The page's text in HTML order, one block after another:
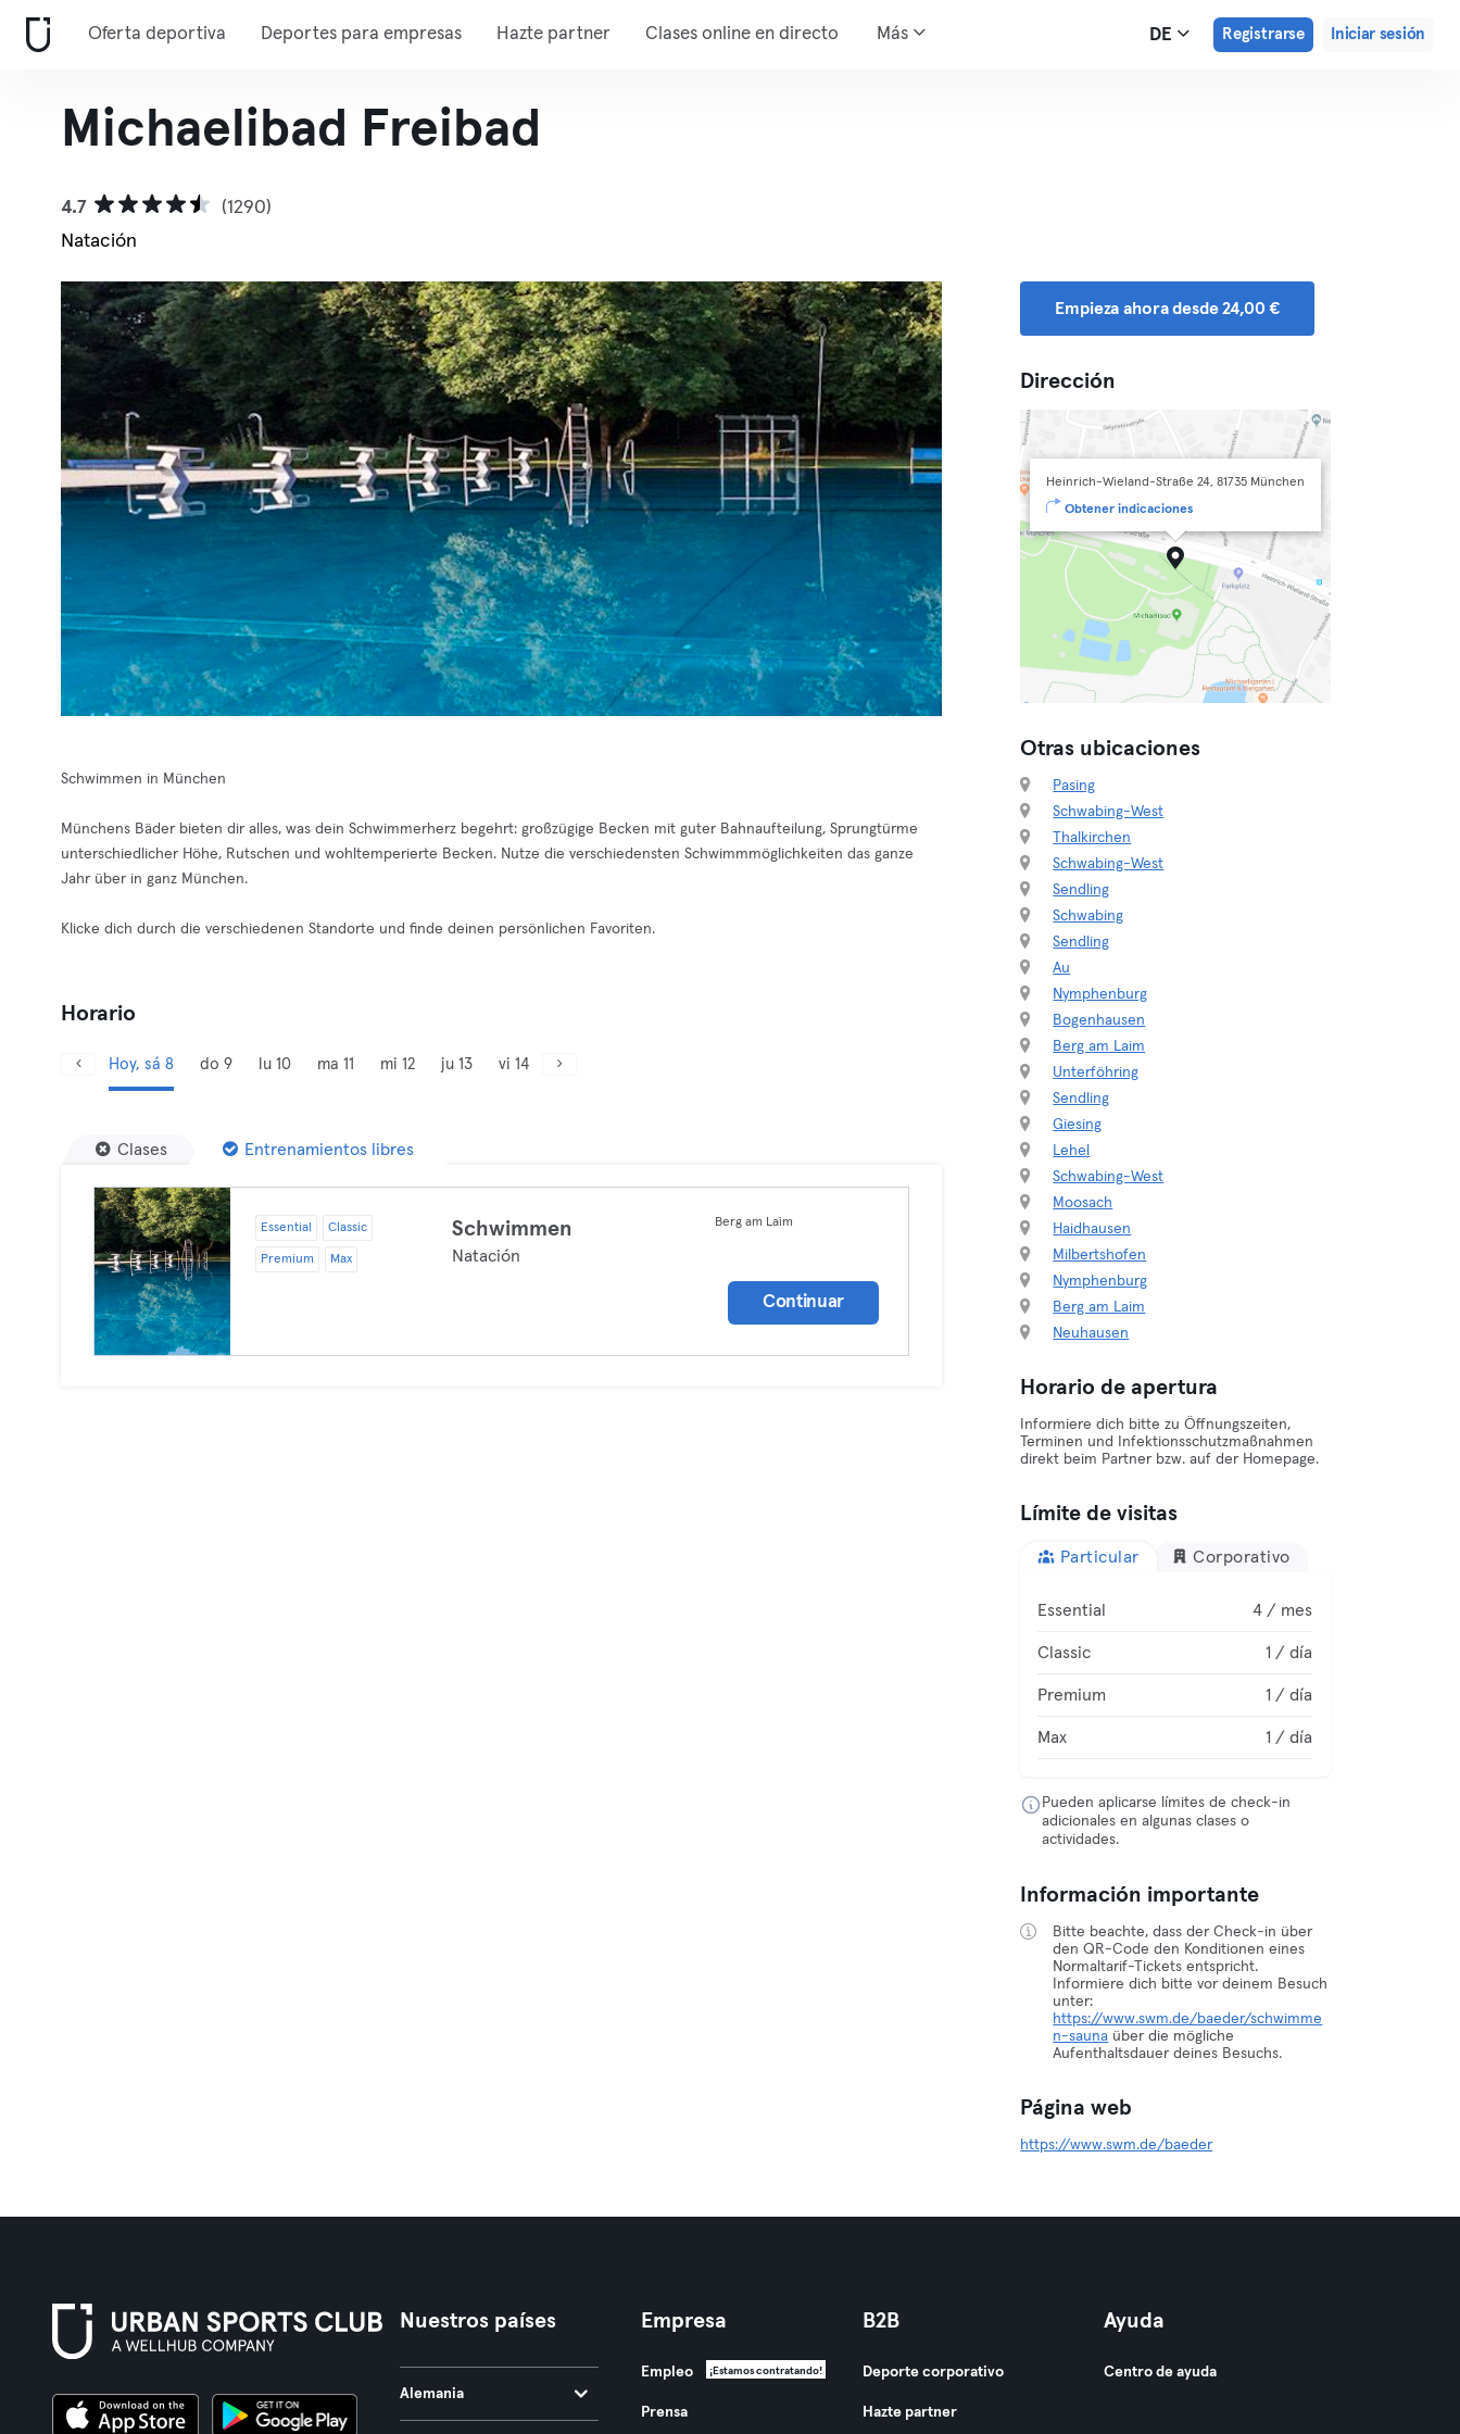
Oferta deportiva Deportes para empresas Hazte partner Clases online en directo Más DE Registrarse Iniciar sesión
Michaelibad Freibad
4.7
(1290)
Natación
Schwimmen in München
Münchens Bäder bieten dir alles, was dein Schwimmerherz begehrt: großzügige Becken mit guter Bahnaufteilung, Sprungtürme
unterschiedlicher Höhe, Rutschen und wohltemperierte Becken. Nutze die verschiedensten Schwimmmöglichkeiten das ganze
Jahr über in ganz München.
Klicke dich durch die verschiedenen Standorte und finde deinen persönlichen Favoriten.
Horario
Hoy, sá 8 do 9 lu 10 ma 11 mi 12 ju 13 vi 14
Clases Entrenamientos libres
Essential Classic
Premium Max
Schwimmen
Natación
Berg am Laim
Continuar
Empieza ahora desde 24,00 €
Dirección
Heinrich-Wieland-Straße 24, 81735 München
Obtener indicaciones
Otras ubicaciones
Pasing
Schwabing-West
Thalkirchen
Schwabing-West
Sendling
Schwabing
Sendling
Au
Nymphenburg
Bogenhausen
Berg am Laim
Unterföhring
Sendling
Giesing
Lehel
Schwabing-West
Moosach
Haidhausen
Milbertshofen
Nymphenburg
Berg am Laim
Neuhausen
Horario de apertura
Informiere dich bitte zu Öffnungszeiten,
Terminen und Infektionsschutzmaßnahmen
direkt beim Partner bzw. auf der Homepage.
Límite de visitas
Particular Corporativo
Essential 4 / mes
Classic 1 / día
Premium 1 / día
Max 1 / día
Pueden aplicarse límites de check-in
adicionales en algunas clases o
actividades.
Información importante
Bitte beachte, dass der Check-in über
den QR-Code den Konditionen eines
Normaltarif-Tickets entspricht.
Informiere dich bitte vor deinem Besuch
unter:
https://www.swm.de/baeder/schwimme
n-sauna über die mögliche
Aufenthaltsdauer deines Besuchs.
Página web
https://www.swm.de/baeder
Nuestros países
Alemania
Empresa
Empleo ¡Estamos contratando!
Prensa
B2B
Deporte corporativo
Hazte partner
Ayuda
Centro de ayuda